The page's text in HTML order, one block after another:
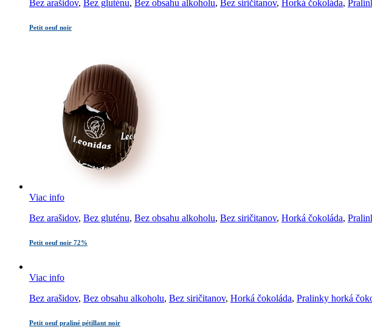
Bez arašidov, Bez gluténu, Bez obsahu alkoholu, Bez siričitanov, Horká čokoláda,
Petit oeuf noir
Viac info
Bez arašidov, Bez gluténu, Bez obsahu alkoholu, Bez siričitanov, Horká čokoláda,
Petit oeuf noir 72%
Viac info
Bez arašidov, Bez obsahu alkoholu, Bez siričitanov, Horká čokoláda, Pralinky horká
Petit oeuf praliné pétillant noir